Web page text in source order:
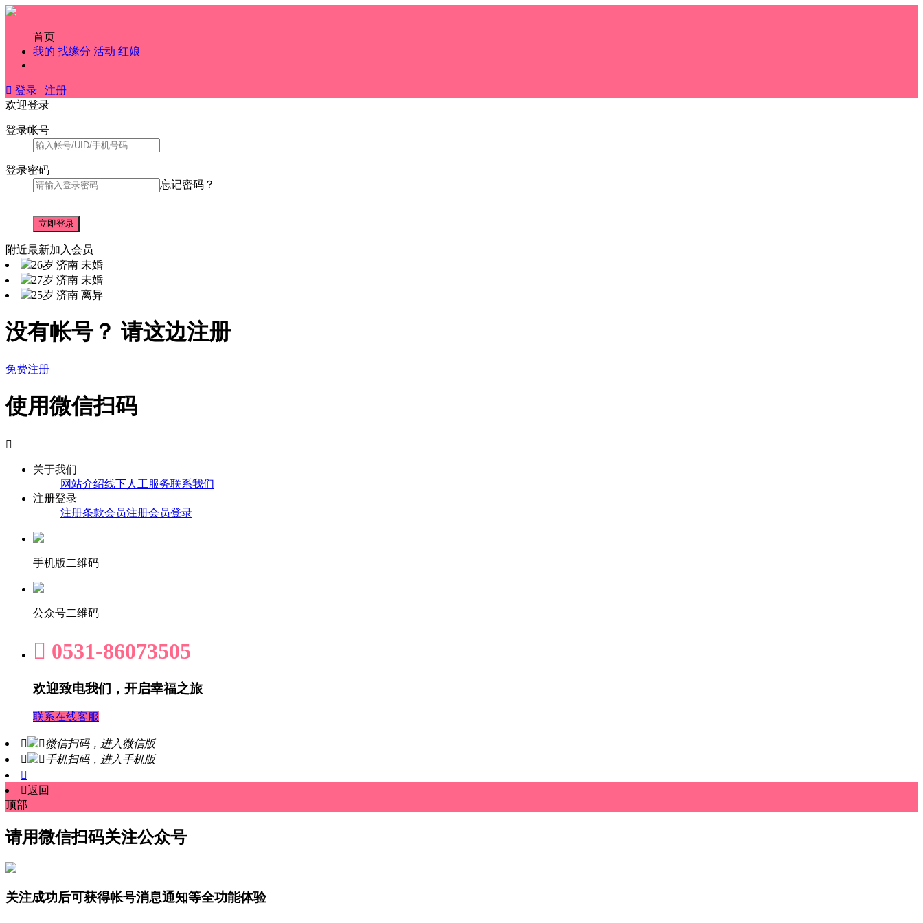
首页
我的 找缘分 活动 红娘
 登录 | 注册
欢迎登录
登录帐号
登录密码
忘记密码？
附近最新加入会员
26岁 济南 未婚
27岁 济南 未婚
25岁 济南 离异
没有帐号？ 请这边注册
免费注册
使用微信扫码

关于我们
网站介绍线下人工服务联系我们
注册登录
注册条款会员注册会员登录
手机版二维码
公众号二维码
 0531-86073505
欢迎致电我们，开启幸福之旅
联系在线客服
 微信扫码，进入微信版

手机扫码，进入手机版

返回
顶部
请用微信扫码关注公众号
关注成功后可获得帐号消息通知等全功能体验